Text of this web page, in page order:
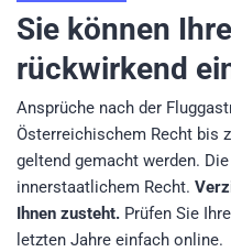
Sie können
rückwirkend
Ansprüche nach der
Österreichischem Recht bis
geltend gemacht werden.
innerstaatlichem Recht.
Ihnen zusteht. Prüfen Sie
letzten Jahre einfach online.